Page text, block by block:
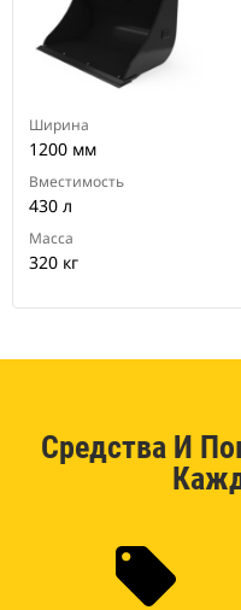
Ширина
1200 мм
Вместимость
430 л
Масса
320 кг
Средства И